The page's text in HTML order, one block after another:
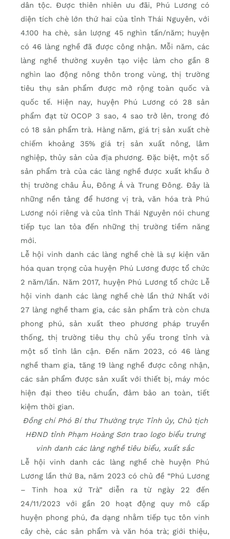
dân tộc. Được thiên nhiên ưu đãi, Phú Lương có
diện tích chè lớn thứ hai của tỉnh Thái Nguyên, với
4.100 ha chè, sản lượng 45 nghìn tấn/năm; huyện
có 46 làng nghề đã được công nhận. Mỗi năm, các
làng nghề thường xuyên tạo việc làm cho gần 8
nghìn lao động nông thôn trong vùng, thị trường
tiêu thụ sản phẩm được mở rộng toàn quốc và
quốc tế. Hiện nay, huyện Phú Lương có 28 sản
phẩm đạt từ OCOP 3 sao, 4 sao trở lên, trong đó
có 18 sản phẩm trà. Hàng năm, giá trị sản xuất chè
chiếm khoảng 35% giá trị sản xuất nông, lâm
nghiệp, thủy sản của địa phương. Đặc biệt, một số
sản phẩm trà của các làng nghề được xuất khẩu ở
thị trường châu Âu, Đông Á và Trung Đông. Đây là
những nền tảng để hương vị trà, văn hóa trà Phú
Lương nói riêng và của tỉnh Thái Nguyên nói chung
tiếp tục lan tỏa đến những thị trường tiềm năng
mới.
Lễ hội vinh danh các làng nghề chè là sự kiện văn
hóa quan trọng của huyện Phú Lương được tổ chức
2 năm/lần. Năm 2017, huyện Phú Lương tổ chức Lễ
hội vinh danh các làng nghề chè lần thứ Nhất với
27 làng nghề tham gia, các sản phẩm trà còn chưa
phong phú, sản xuất theo phương pháp truyền
thống, thị trường tiêu thụ chủ yếu trong tỉnh và
một số tỉnh lân cận. Đến năm 2023, có 46 làng
nghề tham gia, tăng 19 làng nghề được công nhận,
các sản phẩm được sản xuất với thiết bị, máy móc
hiện đại theo tiêu chuẩn, đảm bảo an toàn, tiết
kiệm thời gian.
Đồng chí Phó Bí thư Thường trực Tỉnh ủy, Chủ tịch
HĐND tỉnh Phạm Hoàng Sơn trao logo biểu trưng
vinh danh các làng nghề tiêu biểu, xuất sắc
Lễ hội vinh danh các làng nghề chè huyện Phú
Lương lần thứ Ba, năm 2023 có chủ đề “Phú Lương
– Tinh hoa xứ Trà” diễn ra từ ngày 22 đến
24/11/2023 với gần 20 hoạt động quy mô cấp
huyện phong phú, đa dạng nhằm tiếp tục tôn vinh
cây chè, các sản phẩm và văn hóa trà; giới thiệu,